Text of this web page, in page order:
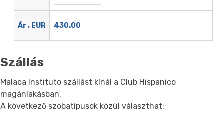
Ár , EUR 430.00
Szállás
Malaca Instituto szállást kínál a Club Hispanico
magánlakásban.
A következő szobatípusok közül választhat: